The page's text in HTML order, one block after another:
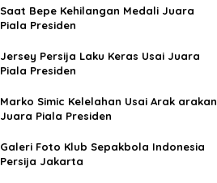
Saat Bepe Kehilangan Medali Juara
Piala Presiden
Jersey Persija Laku Keras Usai Juara
Piala Presiden
Marko Simic Kelelahan Usai Arak arakan
Juara Piala Presiden
Galeri Foto Klub Sepakbola Indonesia
Persija Jakarta